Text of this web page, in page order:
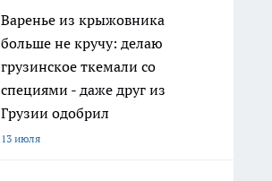
Варенье из крыжовника
больше не кручу: делаю
грузинское ткемали со
специями - даже друг из
Грузии одобрил
13 июля